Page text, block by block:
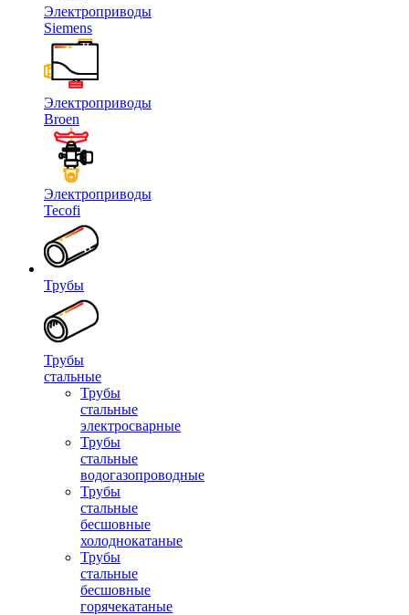
Электроприводы
Siemens
Электроприводы
Broen
Электроприводы
Tecofi
Трубы
Трубы
стальные
Трубы
стальные
электросварные
Трубы
стальные
водогазопроводные
Трубы
стальные
бесшовные
холоднокатаные
Трубы
стальные
бесшовные
горячекатаные